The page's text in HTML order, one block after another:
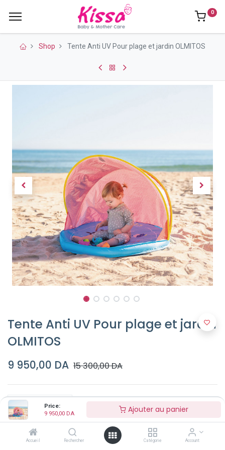
Price:
9 950,00 DA Ajouter au panier
Accueil Rechercher Catégorie Account
0
Shop Tente Anti UV Pour plage et jardin OLMITOS
Tente Anti UV Pour plage et jardin
OLMITOS
9 950,00 DA 15 300,00DA
Ajouter au panier